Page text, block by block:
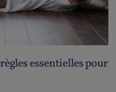
règles essentielles pour